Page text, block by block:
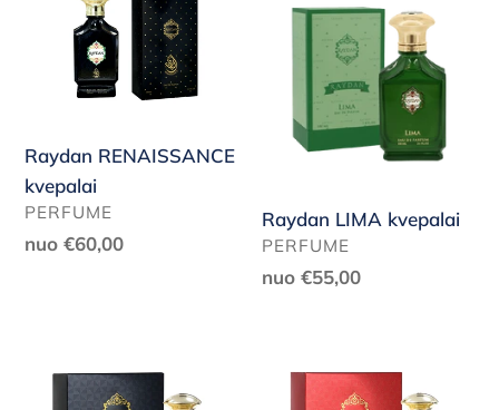
RENAISSANCE
kvepalai
Raydan RENAISSANCE
kvepalai
PARDAVĖJAS
PERFUME
Reguliari
nuo €60,00
LIMA
kvepalai
Raydan LIMA kvepalai
PARDAVĖJAS
PERFUME
Reguliari
nuo €55,00
AGAR
SYMPHONY